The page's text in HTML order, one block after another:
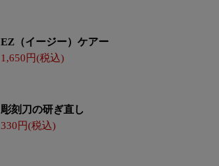
EZ（イージー）ケアー
1,650
彫刻刀の研ぎ直し
330